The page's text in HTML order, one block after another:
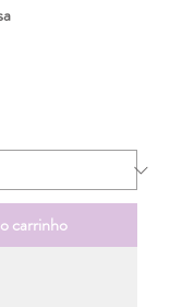
carrinho